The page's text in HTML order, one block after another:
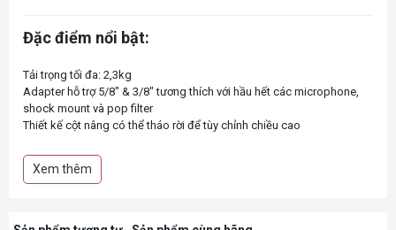
Đặc điểm nổi bật:
Tải trọng tối đa: 2,3kg
Adapter hỗ trợ 5/8" & 3/8" tương thích với hầu hết các microphone,
shock mount và pop filter
Thiết kế cột nâng có thể tháo rời để tùy chỉnh chiều cao
Chất liệu hợp kim chịu lực cao cấp
Xem thêm